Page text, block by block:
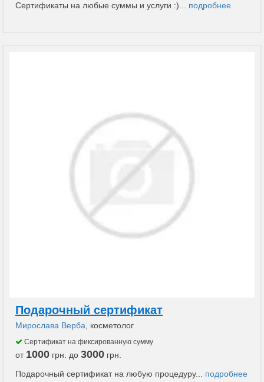
Сертификаты на любые суммы и услуги :)... подробнее
Подарочный сертификат
Мирослава Верба , косметолог
Сертификат на фиксированную сумму
от 1000 грн. до 3000 грн.
Подарочный сертификат на любую процедуру... подробнее